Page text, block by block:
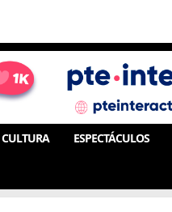
CULTURA ESPECTÁCULOS